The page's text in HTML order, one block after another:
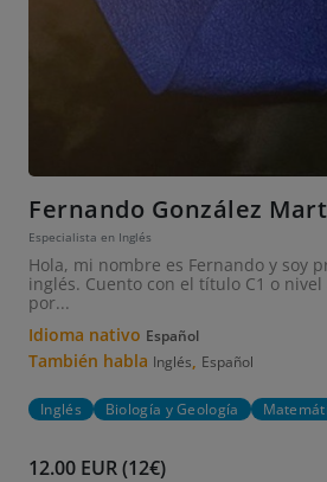
Fernando González
Especialista en Inglés
Hola, mi nombre es Fernando y soy
inglés. Cuento con el título C1 o
por...
Idioma nativo Español
También habla Inglés, Español
Inglés Biología y Geología
12.00 EUR (12€)